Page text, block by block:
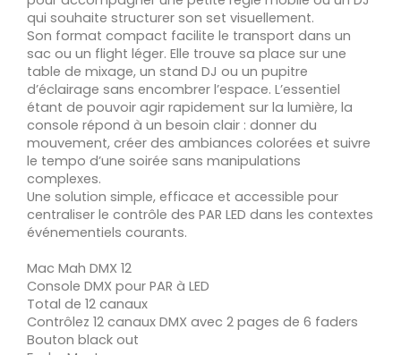
qui souhaite structurer son set visuellement.
Son format compact facilite le transport dans un
sac ou un flight léger. Elle trouve sa place sur une
table de mixage, un stand DJ ou un pupitre
d’éclairage sans encombrer l’espace. L’essentiel
étant de pouvoir agir rapidement sur la lumière, la
console répond à un besoin clair : donner du
mouvement, créer des ambiances colorées et suivre
le tempo d’une soirée sans manipulations
complexes.
Une solution simple, efficace et accessible pour
centraliser le contrôle des PAR LED dans les contextes
événementiels courants.
Mac Mah DMX 12
Console DMX pour PAR à LED
Total de 12 canaux
Contrôlez 12 canaux DMX avec 2 pages de 6 faders
Bouton black out